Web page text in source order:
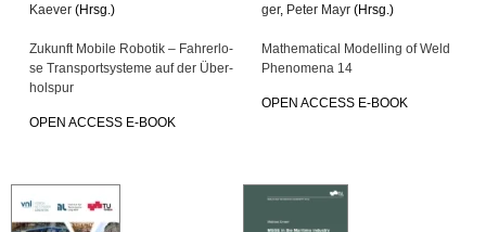
Kae­ver (Hrsg.)
Zu­kunft Mo­bi­le Ro­bo­tik – Fah­rer­lo­
se Trans­port­sys­te­me auf der Über­
hol­spur
OPEN AC­CESS E-BOOK
ger, Peter Mayr (Hrsg.)
Ma­the­ma­ti­cal Mo­del­ling of Weld
Pheno­me­na 14
OPEN AC­CESS E-BOOK